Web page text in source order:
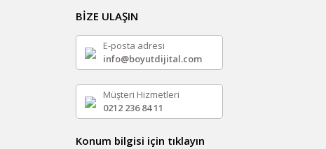
BİZE ULAŞIN
E-posta adresi
info@boyutdijital.com
Müşteri Hizmetleri
0212 236 84 11
Konum bilgisi için tıklayın